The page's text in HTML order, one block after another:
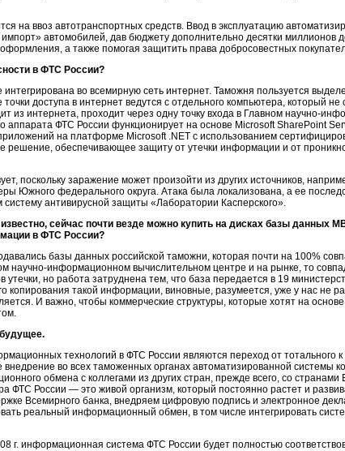
на ввоз автотранспортных средств. Ввод в эксплуатацию
автомобилей, дав бюджету дополнительно десятки миллионов
а также помогая защитить права добросовестных
в ФТС России?
во всемирную сеть интернет. Таможня пользуется
доступа в интернет ведутся с отдельного компьютера, который не
интернета, проходит через одну точку входа в Главном научно-
ФТС России функционирует на основе Microsoft SharePoint
на платформе Microsoft .NET с использованием
решение, обеспечивающее защиту от утечки информации и от
поскольку заражение может произойти из других источников,
Южного федерального округа. Атака была локализована, а ее
антивирусной защиты «Лаборатории Касперского».
сейчас почти везде можно купить на дисках базы данных
в ФТС России?
базы данных российской таможни, которая почти на 100%
научно-информационном вычислительном центре и на рынке, то
но работа затруднена тем, что база передается в 19
копирования такой информации, виновные, разумеется, уже у нас не
И важно, чтобы коммерческие структуры, которые хотят на
технологий в ФТС России являются переход от тотального
во всех таможенных органах автоматизированной системы
обмена с коллегами из других стран, прежде всего, со
ФТС России — это живой организм, который постоянно растет и
Всемирного банка, внедряем цифровую подпись и электронное
реальный информационный обмен, в том числе интегрировать
г. информационная система ФТС России будет полностью